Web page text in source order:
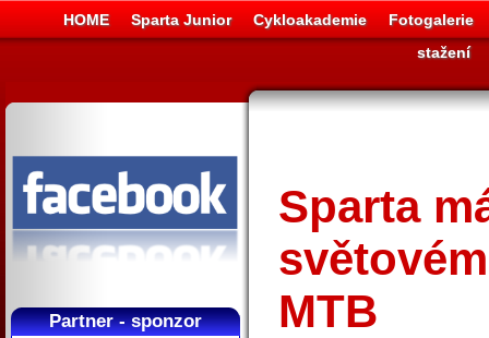
HOME Sparta Junior Cykloakademie
Fotogalerie
stažení
Partner - sponzor
Sparta
MTB